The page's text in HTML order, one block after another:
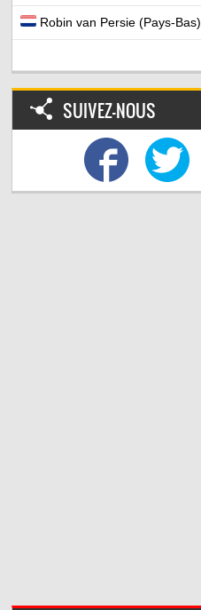
Robin van Persie (Pays-Bas)
SUIVEZ-NOUS